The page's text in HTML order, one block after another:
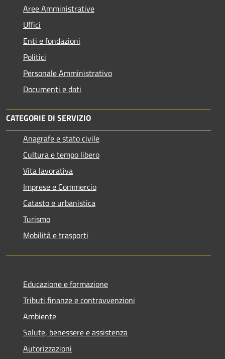
Aree Amministrative
Uffici
Enti e fondazioni
Politici
Personale Amministrativo
Documenti e dati
CATEGORIE DI SERVIZIO
Anagrafe e stato civile
Cultura e tempo libero
Vita lavorativa
Imprese e Commercio
Catasto e urbanistica
Turismo
Mobilità e trasporti
Educazione e formazione
Tributi,finanze e contravvenzioni
Ambiente
Salute, benessere e assistenza
Autorizzazioni